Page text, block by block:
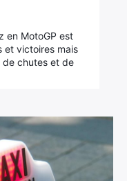
en MotoGP est
et victoires mais
de chutes et de